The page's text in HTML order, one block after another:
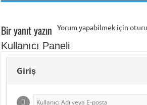
Bir yanıt yazın Yorum yapabilmek için
Kullanıcı Paneli
Giriş